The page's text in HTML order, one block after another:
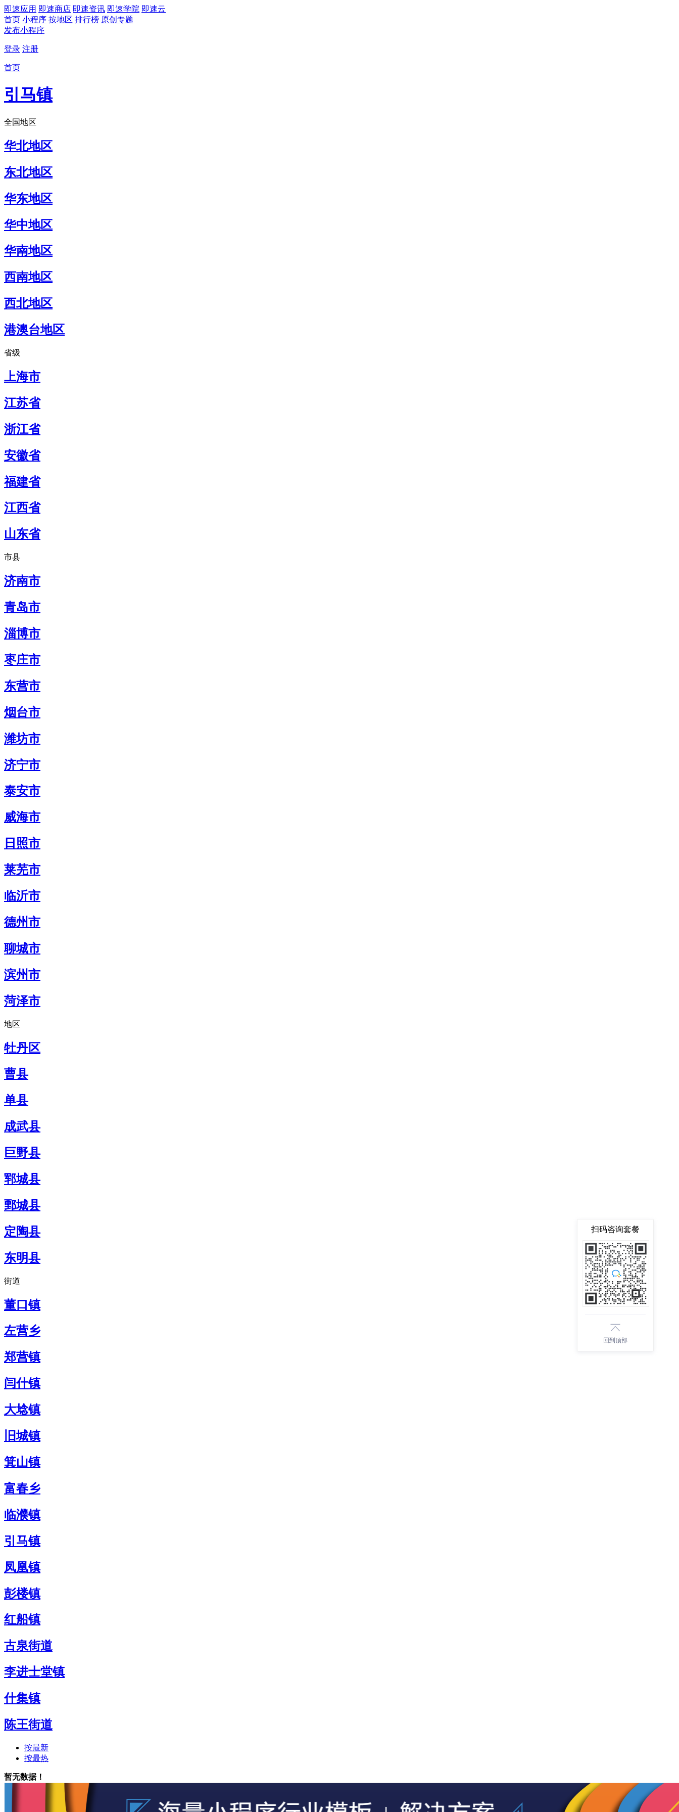
即速应用 即速商店 即速资讯 即速学院 即速云
首页 小程序 按地区 排行榜 原创专题
发布小程序
登录 注册
首页
引马镇
全国地区
华北地区
东北地区
华东地区
华中地区
华南地区
西南地区
西北地区
港澳台地区
省级
上海市
江苏省
浙江省
安徽省
福建省
江西省
山东省
市县
济南市
青岛市
淄博市
枣庄市
东营市
烟台市
潍坊市
济宁市
泰安市
威海市
日照市
莱芜市
临沂市
德州市
聊城市
滨州市
菏泽市
地区
牡丹区
曹县
单县
成武县
巨野县
郓城县
鄄城县
定陶县
东明县
街道
董口镇
左营乡
郑营镇
闫什镇
大埝镇
旧城镇
箕山镇
富春乡
临濮镇
引马镇
凤凰镇
彭楼镇
红船镇
古泉街道
李进士堂镇
什集镇
陈王街道
按最新
按最热
暂无数据！
扫码咨询套餐
回到顶部